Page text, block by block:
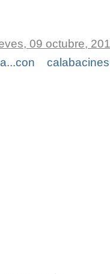
09 octubre,